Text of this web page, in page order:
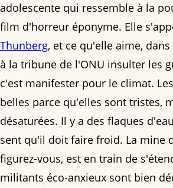
adolescente qui ressemble à la
film d'horreur éponyme. Elle
Thunberg, et ce qu'elle aime,
à la tribune de l'ONU insulter les
c'est manifester pour le climat.
belles parce qu'elles sont tristes,
désaturées. Il y a des flaques
sent qu'il doit faire froid. La mine
figurez-vous, est en train de
militants éco-anxieux sont bien